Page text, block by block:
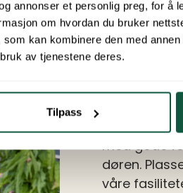
annonser et personlig preg, for å
om hvordan du bruker
kan kombinere den med
av tjenestene deres.
Tilpass
I denne
camping.
med gode
døren.
våre